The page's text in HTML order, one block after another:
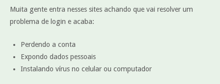
Muita gente entra nesses sites achando que vai resolver um
problema de login e acaba:
Perdendo a conta
Expondo dados pessoais
Instalando vírus no celular ou computador